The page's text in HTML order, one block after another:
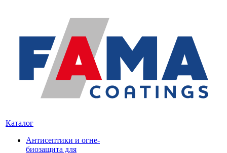
Каталог
Антисептики и огне-
биозащита для